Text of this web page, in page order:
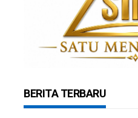
BERITA TERBARU